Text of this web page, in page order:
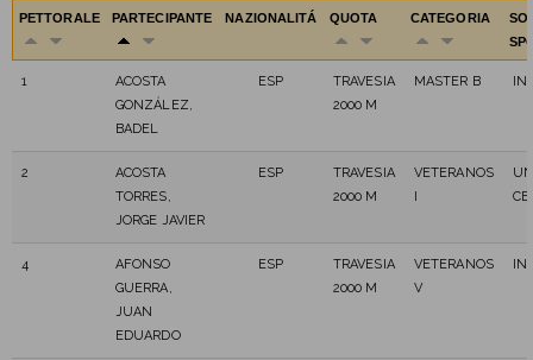
PETTORALE PARTECIPANTE NAZIONALITÁ QUOTA CATEGORIA
1
ACOSTA
GONZÁLEZ,
BADEL
ESP
TRAVESIA
2000 M
MASTER B
2
ACOSTA
TORRES,
JORGE JAVIER
ESP
TRAVESIA
2000 M
VETERANOS
4
AFONSO
GUERRA,
JUAN
EDUARDO
ESP
TRAVESIA
2000 M
VETERANOS
V